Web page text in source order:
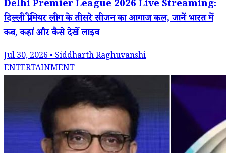
Delhi Premier League 2026 Live Streaming:
दिल्ली प्रीमियर लीग के तीसरे सीजन का आगाज कल, जानें भारत में
कब, कहां और कैसे देखें लाइव
Jul 30, 2026 • Siddharth Raghuvanshi
ENTERTAINMENT